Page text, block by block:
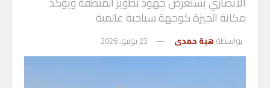
مكانة الجيزة كوجهة سياحية عالمية
بواسطة هبة حمدى 23 يونيو، 2026